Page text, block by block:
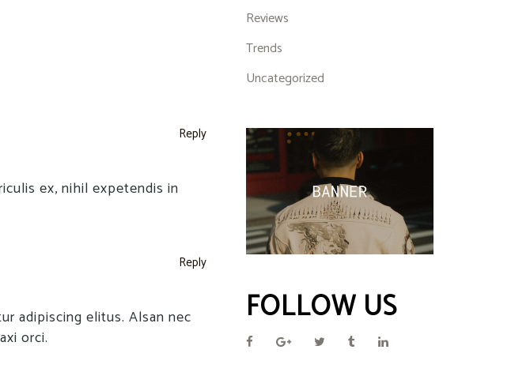
Reply
ex, nihil expetendis in
Reply
adipiscing elitus. Alsan nec
orci.
Reviews
Trends
Uncategorized
FOLLOW US